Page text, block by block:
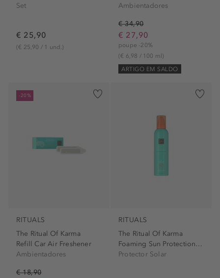
Set
€ 25,90
(€ 25,90 / 1 und.)
Ambientadores
€ 34,90
€ 27,90
poupe -20%
(€ 6,98 / 100 ml)
ARTIGO EM SALDO
-20%
RITUALS
The Ritual Of Karma
Refill Car Air Freshener
Ambientadores
€ 18,90
RITUALS
The Ritual Of Karma
Foaming Sun Protection SPF 50
Protector Solar